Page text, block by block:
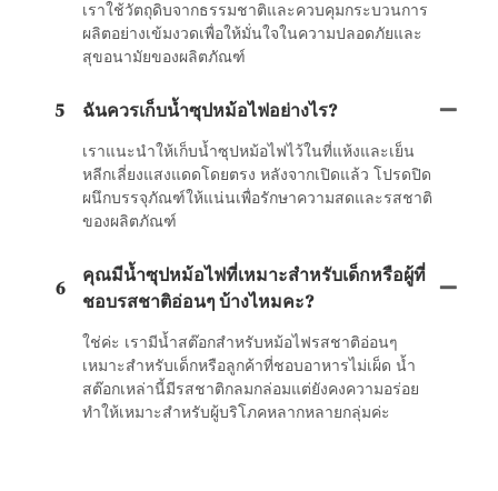
เราใช้วัตถุดิบจากธรรมชาติและควบคุมกระบวนการ
ผลิตอย่างเข้มงวดเพื่อให้มั่นใจในความปลอดภัยและ
สุขอนามัยของผลิตภัณฑ์
5 ฉันควรเก็บน้ำซุปหม้อไฟอย่างไร?
เราแนะนำให้เก็บน้ำซุปหม้อไฟไว้ในที่แห้งและเย็น
หลีกเลี่ยงแสงแดดโดยตรง หลังจากเปิดแล้ว โปรดปิด
ผนึกบรรจุภัณฑ์ให้แน่นเพื่อรักษาความสดและรสชาติ
ของผลิตภัณฑ์
6
คุณมีน้ำซุปหม้อไฟที่เหมาะสำหรับเด็กหรือผู้ที่
ชอบรสชาติอ่อนๆ บ้างไหมคะ?
ใช่ค่ะ เรามีน้ำสต๊อกสำหรับหม้อไฟรสชาติอ่อนๆ
เหมาะสำหรับเด็กหรือลูกค้าที่ชอบอาหารไม่เผ็ด น้ำ
สต๊อกเหล่านี้มีรสชาติกลมกล่อมแต่ยังคงความอร่อย
ทำให้เหมาะสำหรับผู้บริโภคหลากหลายกลุ่มค่ะ